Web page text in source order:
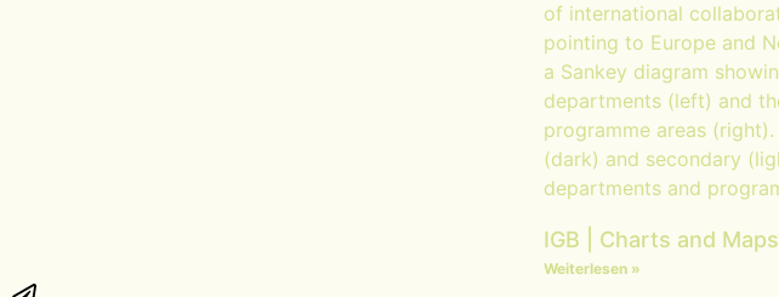
IGB | Charts and Maps
Weiterlesen »